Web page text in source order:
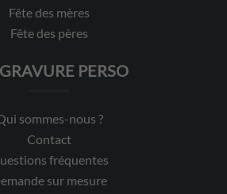
Fête des mères
Fête des pères
PERSO
sommes-nous ?
Contact
fréquentes
sur mesure